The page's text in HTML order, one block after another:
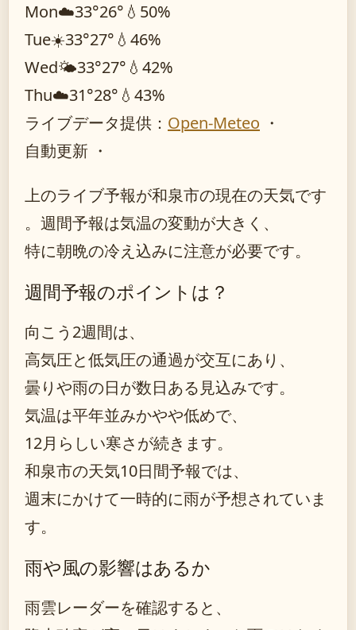
Mon☁️33°26° 💧50%
Tue☀️33°27° 💧46%
Wed🌤️33°27° 💧42%
Thu☁️31°28° 💧43%
ライブデータ提供： Open-Meteo ・
自動更新 ・
上のライブ予報が和泉市の現在の天気です
。週間予報は気温の変動が大きく、
特に朝晩の冷え込みに注意が必要です。
週間予報のポイントは？
向こう2週間は、
高気圧と低気圧の通過が交互にあり、
曇りや雨の日が数日ある見込みです。
気温は平年並みかやや低めで、
12月らしい寒さが続きます。
和泉市の天気10日間予報では、
週末にかけて一時的に雨が予想されていま
す。
雨や風の影響はあるか
雨雲レーダーを確認すると、